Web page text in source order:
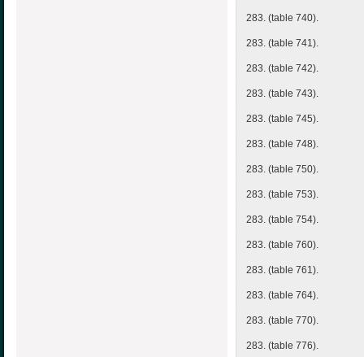
283. (table 740).
283. (table 741).
283. (table 742).
283. (table 743).
283. (table 745).
283. (table 748).
283. (table 750).
283. (table 753).
283. (table 754).
283. (table 760).
283. (table 761).
283. (table 764).
283. (table 770).
283. (table 776).